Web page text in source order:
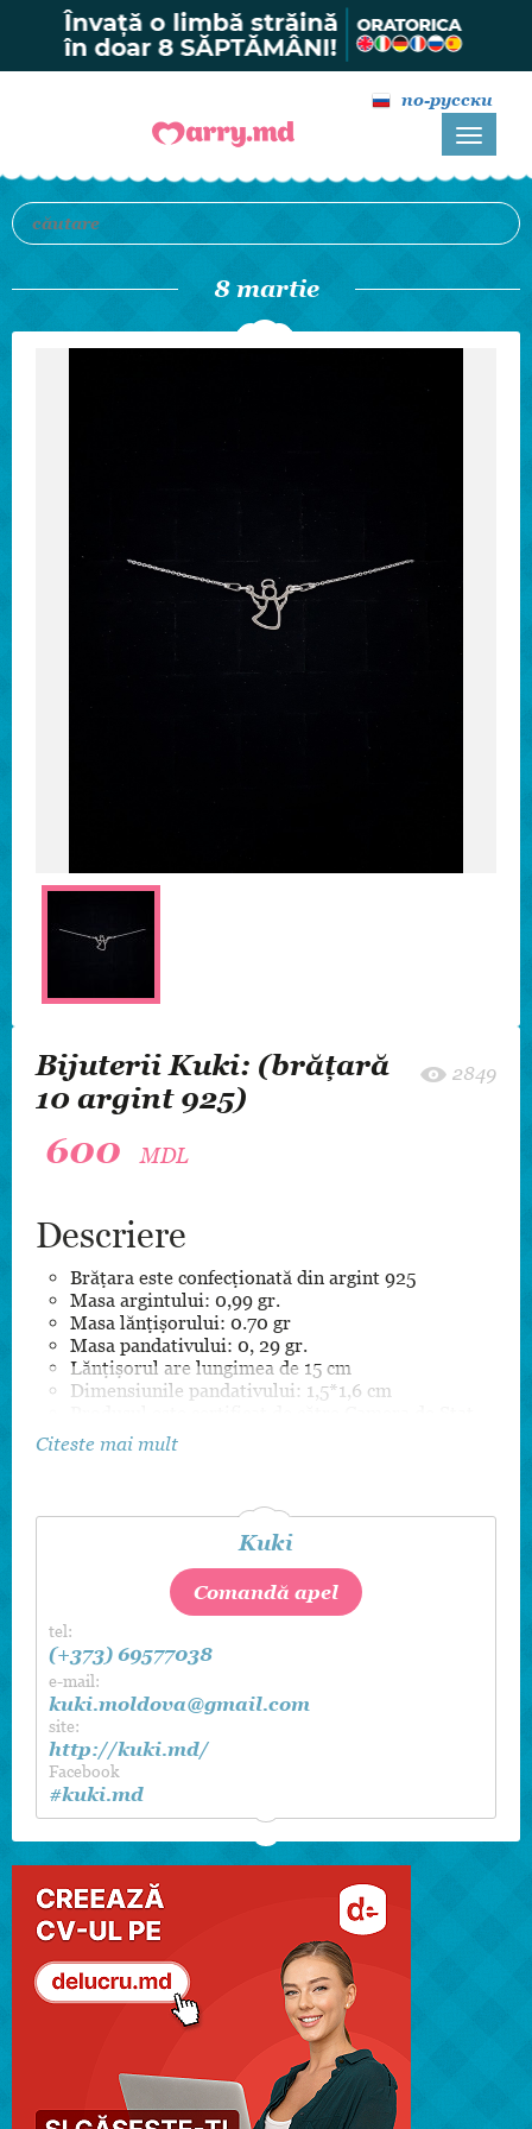
по-русски
8 martie
Bijuterii Kuki: (brățară
10 argint 925)
2849
600 MDL
Descriere
Brățara este confecționată din argint 925
Masa argintului: 0,99 gr.
Masa lănțișorului: 0.70 gr
Masa pandativului: 0, 29 gr.
Lănțișorul are lungimea de 15 cm
Dimensiunile pandativului: 1,5*1,6 cm
pentru Supravegherea Marcării
Citeste mai mult
Kuki
Comandă apel
tel:
(+373) 69577038
e-mail:
kuki.moldova@gmail.com
site:
http://kuki.md/
Facebook
#kuki.md